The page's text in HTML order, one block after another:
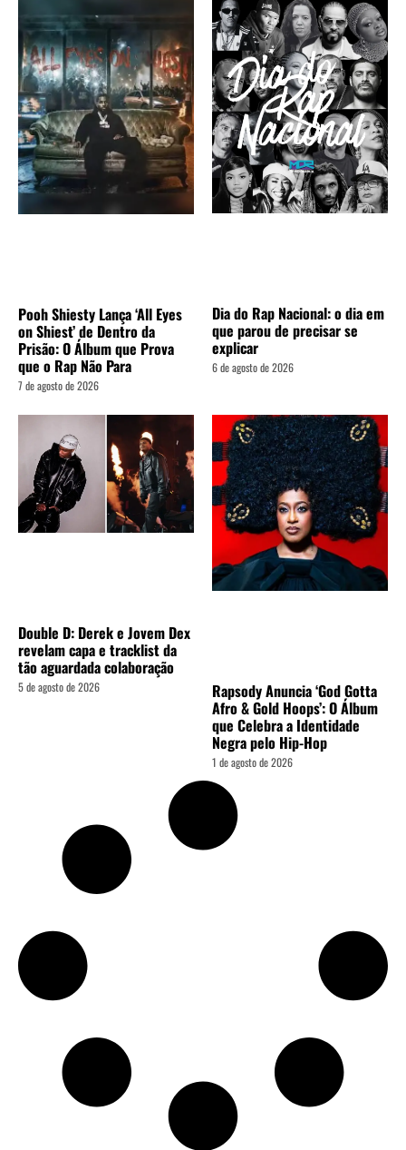
Pooh Shiesty Lança ‘All Eyes
on Shiest’ de Dentro da
Prisão: O Álbum que Prova
que o Rap Não Para
7 de agosto de 2026
Dia do Rap Nacional: o dia em
que parou de precisar se
explicar
6 de agosto de 2026
Double D: Derek e Jovem Dex
revelam capa e tracklist da
tão aguardada colaboração
5 de agosto de 2026 Rapsody Anuncia ‘God Gotta
Afro & Gold Hoops’: O Álbum
que Celebra a Identidade
Negra pelo Hip-Hop
1 de agosto de 2026